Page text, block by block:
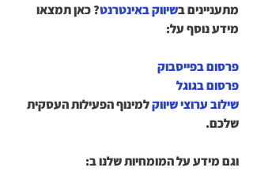
מתעניינים בשיווק באינטרנט? כאן תמצאו
מידע נוסף על:
פרסום בפייסבוק
פרסום בגוגל
שילוב ערוצי שיווק למינוף הפעילות העסקית
שלכם.
וגם מידע על המומחיות שלנו ב: